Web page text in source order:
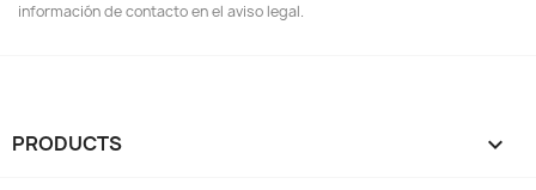
información de contacto en el aviso legal.
PRODUCTS 